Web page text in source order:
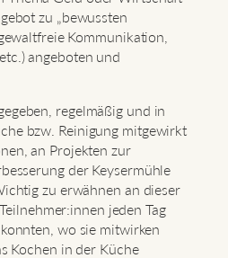
zu „bewussten
Kommunikation,
angeboten und
regelmäßig und in
bzw. Reinigung mitgewirkt
an Projekten zur
der Keysermühle
zu erwähnen an dieser
jeden Tag
wo sie mitwirken
Kochen in der Küche